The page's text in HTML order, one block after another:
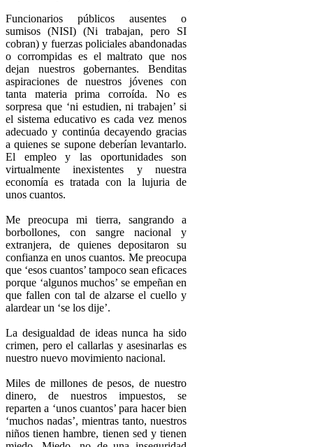
Funcionarios públicos ausentes o
sumisos (NISI) (Ni trabajan, pero SI
cobran) y fuerzas policiales abandonadas
o corrompidas es el maltrato que nos
dejan nuestros gobernantes. Benditas
aspiraciones de nuestros jóvenes con
tanta materia prima corroída. No es
sorpresa que ‘ni estudien, ni trabajen’ si
el sistema educativo es cada vez menos
adecuado y continúa decayendo gracias
a quienes se supone deberían levantarlo.
El empleo y las oportunidades son
virtualmente inexistentes y nuestra
economía es tratada con la lujuria de
unos cuantos.
Me preocupa mi tierra, sangrando a
borbollones, con sangre nacional y
extranjera, de quienes depositaron su
confianza en unos cuantos. Me preocupa
que ‘esos cuantos’ tampoco sean eficaces
porque ‘algunos muchos’ se empeñan en
que fallen con tal de alzarse el cuello y
alardear un ‘se los dije’.
La desigualdad de ideas nunca ha sido
crimen, pero el callarlas y asesinarlas es
nuestro nuevo movimiento nacional.
Miles de millones de pesos, de nuestro
dinero, de nuestros impuestos, se
reparten a ‘unos cuantos’ para hacer bien
‘muchos nadas’, mientras tanto, nuestros
niños tienen hambre, tienen sed y tienen